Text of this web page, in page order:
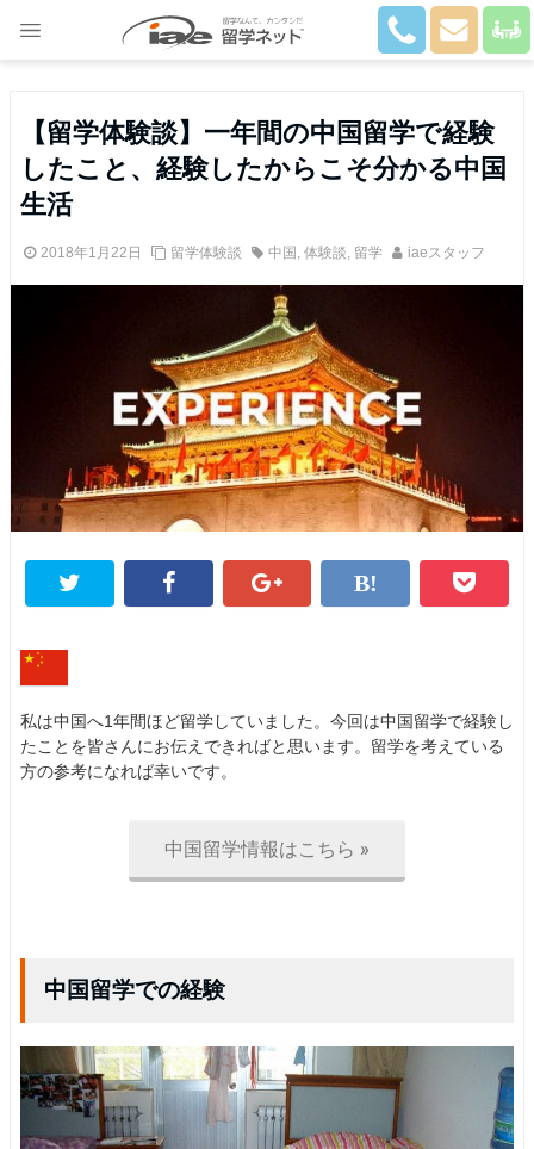
【留学体験談】一年間の中国留学で経験
したこと、経験したからこそ分かる中国
生活
2018年1月22日 留学体験談 中国 , 体験談, 留学 iaeスタッフ
私は中国へ1年間ほど留学していました。今回は中国留学で経験し
たことを皆さんにお伝えできればと思います。留学を考えている
方の参考になれば幸いです。
中国留学情報はこちら »
中国留学での経験